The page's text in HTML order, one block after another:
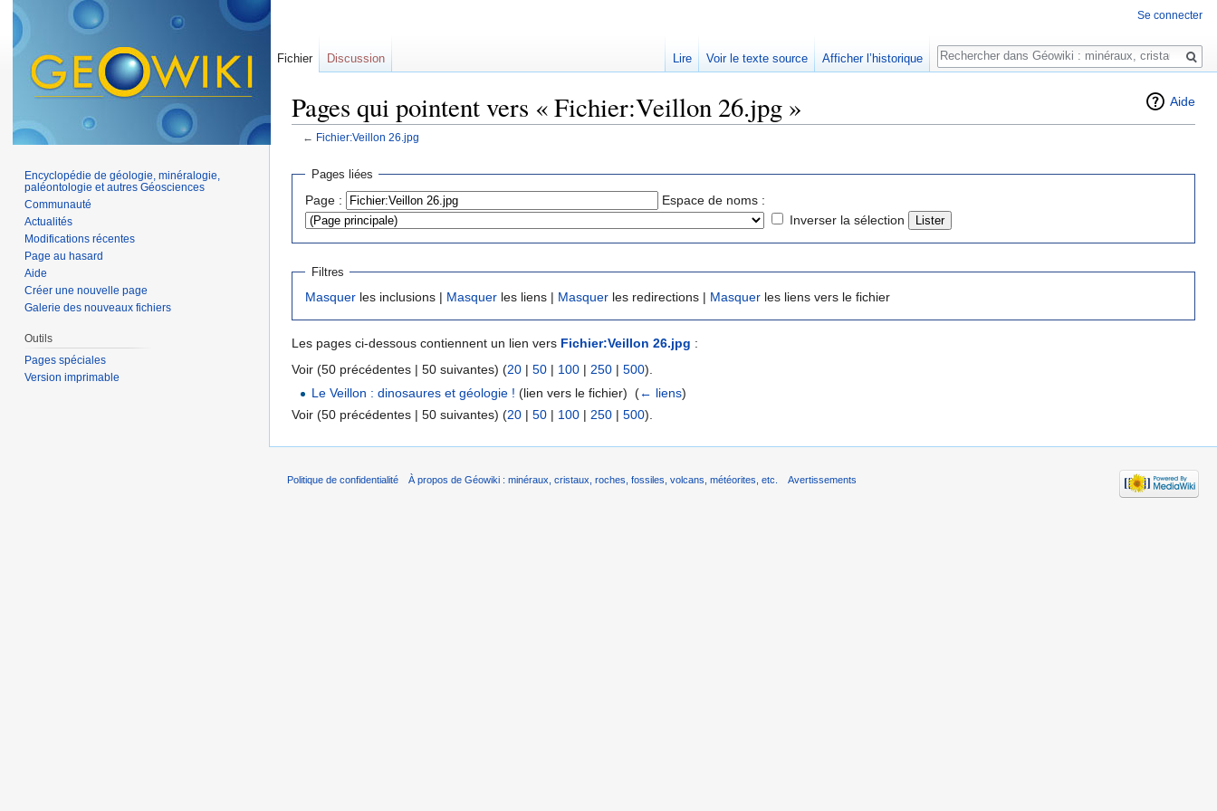
Aide
Pages qui pointent vers « Fichier:Veillon 26.jpg »
← Fichier:Veillon 26.jpg
Pages liées
Page :
Espace de noms :
Inverser la sélection
Filtres
Masquer les inclusions | Masquer les liens | Masquer les redirections | Masquer les liens vers le fichier
Les pages ci-dessous contiennent un lien vers Fichier:Veillon 26.jpg :
Voir (50 précédentes | 50 suivantes) (20 | 50 | 100 | 250 | 500).
Le Veillon : dinosaures et géologie ! (lien vers le fichier) ‎(← liens)
Voir (50 précédentes | 50 suivantes) (20 | 50 | 100 | 250 | 500).
Se connecter
Fichier Discussion Lire Voir le texte source Afficher l’historique
Rechercher
Encyclopédie de géologie, minéralogie,
paléontologie et autres Géosciences
Communauté
Actualités
Modifications récentes
Page au hasard
Aide
Créer une nouvelle page
Galerie des nouveaux fichiers
Outils
Pages spéciales
Version imprimable
Politique de confidentialité À propos de Géowiki : minéraux, cristaux, roches, fossiles, volcans, météorites, etc. Avertissements